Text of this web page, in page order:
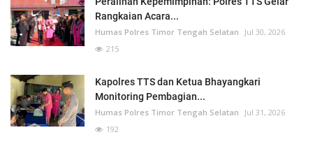
Rangkaian Acara...
Humas Polres Timor Tengah Selatan
Jul 30, 2026
215
Kapolres TTS dan Ketua Bhayangkari
Monitoring Pembagian...
Humas Polres Timor Tengah Selatan
Jul 31, 2026
192